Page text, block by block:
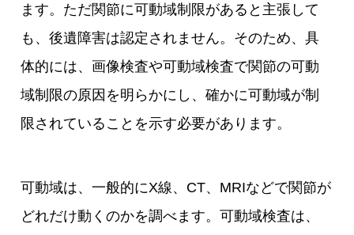
ます。ただ関節に可動域制限があると主張して
も、後遺障害は認定されません。そのため、具
体的には、画像検査や可動域検査で関節の可動
域制限の原因を明らかにし、確かに可動域が制
限されていることを示す必要があります。
可動域は、一般的にX線、CT、MRIなどで関節が
どれだけ動くのかを調べます。可動域検査は、